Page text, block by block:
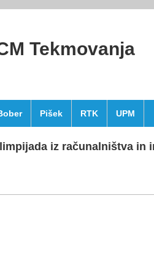
Tekmovanja
Pišek RTK UPM
iz računalništva in